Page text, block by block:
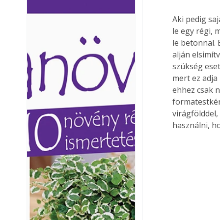
Laptapir kényelmes
mert: – t
Aki pedig
le egy régi,
le betonnal.
alján
szükség
mert ez
ehhez csak
használni,